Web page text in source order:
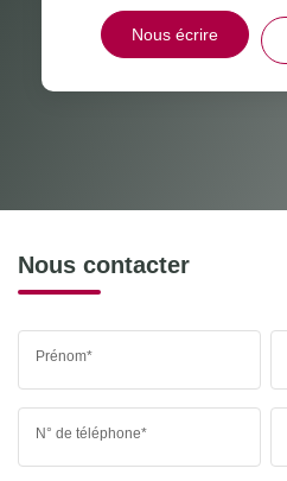
Nous écrire
Nous contacter
Prénom*
N° de téléphone*